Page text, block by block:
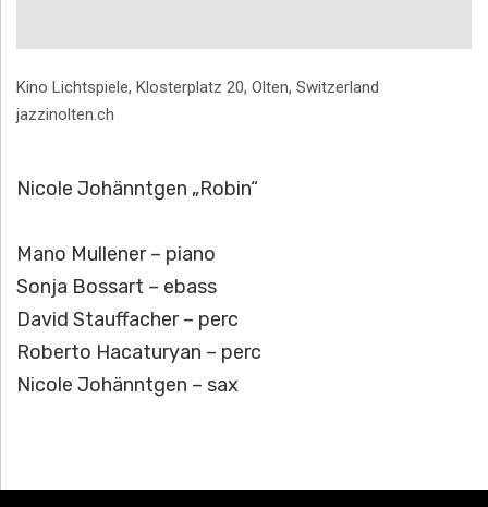
Address
Kino Lichtspiele, Klosterplatz 20, Olten, Switzerland
jazzinolten.ch
Nicole Johänntgen „Robin“
Mano Mullener – piano
Sonja Bossart – ebass
David Stauffacher – perc
Roberto Hacaturyan – perc
Nicole Johänntgen – sax